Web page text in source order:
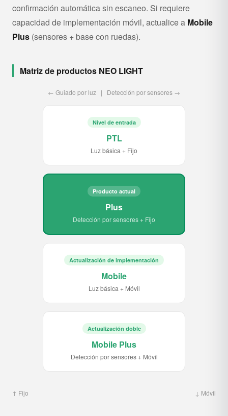
confirmación automática sin escaneo. Si requiere
capacidad de implementación móvil, actualice a Mobile
Plus (sensores + base con ruedas).
Matriz de productos NEO LIGHT
← Guiado por luz | Detección por sensores →
Nivel de entrada
PTL
Luz básica + Fijo
Producto actual
Plus
Detección por sensores + Fijo
Actualización de implementación
Mobile
Luz básica + Móvil
Actualización doble
Mobile Plus
Detección por sensores + Móvil
↑ Fijo ↓ Móvil